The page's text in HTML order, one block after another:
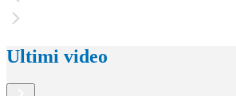
Ultimi video